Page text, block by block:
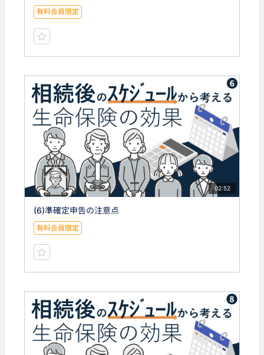
有料会員限定
02:52
(6)準確定申告の注意点
有料会員限定